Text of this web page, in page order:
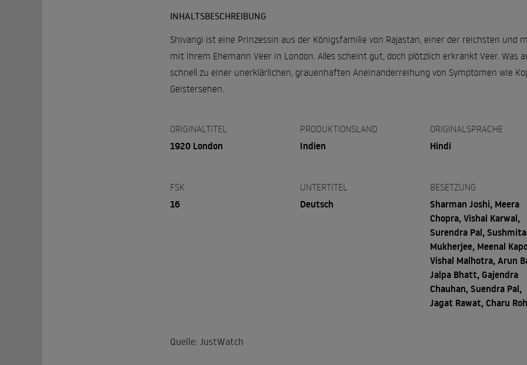
INHALTSBESCHREIBUNG
Shivangi ist eine Prinzessin aus der Königsfamilie von Rajastan, einer der reichsten und
mit ihrem Ehemann Veer in London. Alles scheint gut, doch plötzlich erkrankt Veer. Was
schnell zu einer unerklärlichen, grauenhaften Aneinanderreihung von Symptomen wie
Geistersehen.
ORIGINALTITEL
1920 London
PRODUKTIONSLAND
Indien
ORIGINALSPRACHE
Hindi
FSK
16
UNTERTITEL
Deutsch
BESETZUNG
Sharman Joshi, Meera
Chopra, Vishal Karwal,
Surendra Pal, Sushmita
Mukherjee, Meenal
Vishal Malhotra, Arun
Jalpa Bhatt, Gajendra
Chauhan, Suendra Pal,
Jagat Rawat, Charu
Quelle: JustWatch